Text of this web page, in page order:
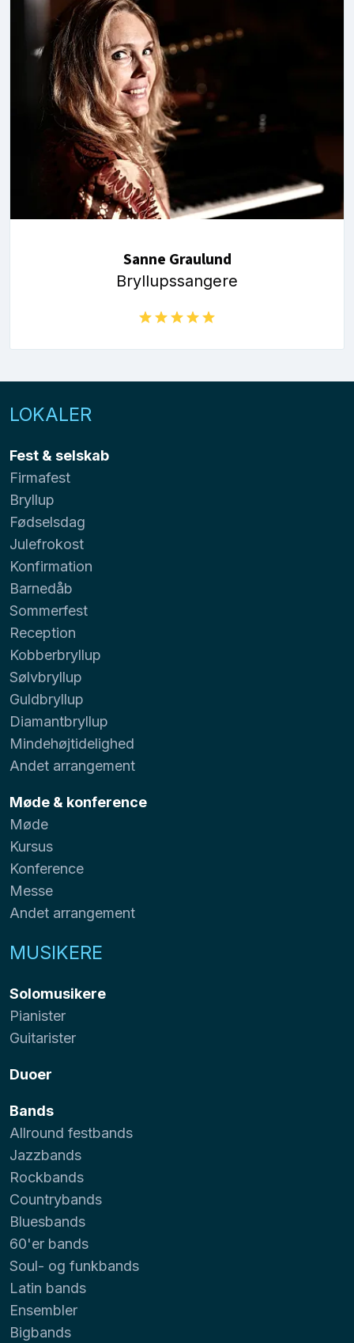
Sanne Graulund
Bryllupssangere
LOKALER
Fest & selskab
Firmafest
Bryllup
Fødselsdag
Julefrokost
Konfirmation
Barnedåb
Sommerfest
Reception
Kobberbryllup
Sølvbryllup
Guldbryllup
Diamantbryllup
Mindehøjtidelighed
Andet arrangement
Møde & konference
Møde
Kursus
Konference
Messe
Andet arrangement
MUSIKERE
Solomusikere
Pianister
Guitarister
Duoer
Bands
Allround festbands
Jazzbands
Rockbands
Countrybands
Bluesbands
60'er bands
Soul- og funkbands
Latin bands
Ensembler
Bigbands